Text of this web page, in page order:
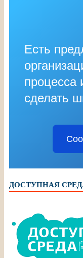
Есть
процесса
сделать
ДОСТУПНАЯ